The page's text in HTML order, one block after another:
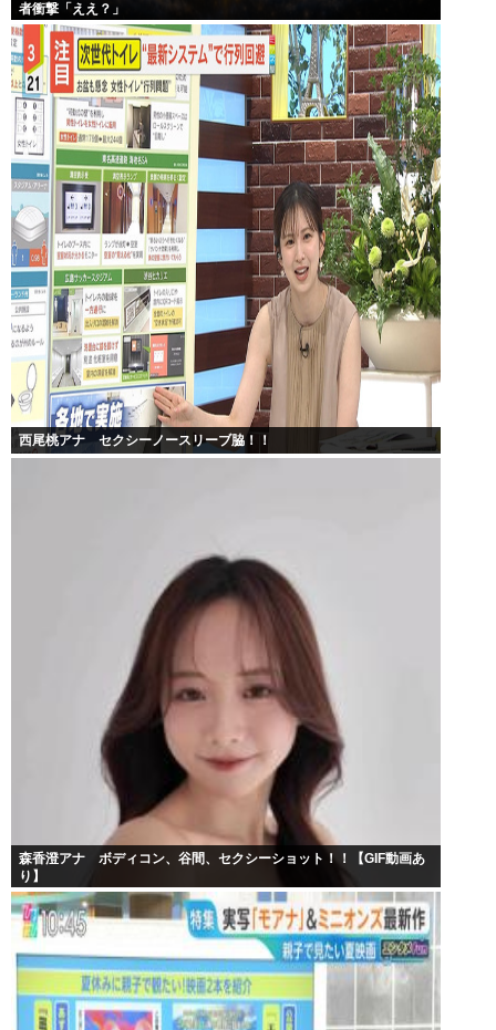
者衝撃「ええ？」
西尾桃アナ セクシーノースリーブ脇！！
森香澄アナ ボディコン、谷間、セクシーショット！！【GIF動画あ
り】